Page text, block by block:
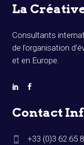
La
Consultants
de l’organisation
et en Europe.
Contact
+33 (0)3 62 65